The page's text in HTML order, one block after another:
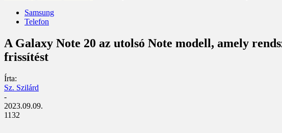
Samsung
Telefon
A Galaxy Note 20 az utolsó Note modell, amely
frissítést
Írta:
Sz. Szilárd
-
2023.09.09.
1132